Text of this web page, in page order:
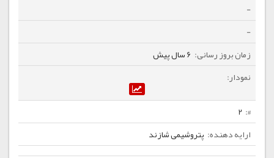
-
-
6 سال پیش
2
پتروشیمی شازند